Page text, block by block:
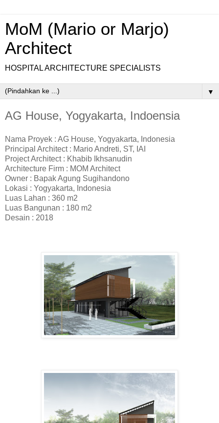
MoM (Mario or Marjo)
Architect
HOSPITAL ARCHITECTURE SPECIALISTS
▼
AG House, Yogyakarta, Indoensia
Nama Proyek : AG House, Yogyakarta, Indonesia
Principal Architect : Mario Andreti, ST, IAI
Project Architect : Khabib Ikhsanudin
Architecture Firm : MOM Architect
Owner : Bapak Agung Sugihandono
Lokasi : Yogyakarta, Indonesia
Luas Lahan : 360 m2
Luas Bangunan : 180 m2
Desain : 2018